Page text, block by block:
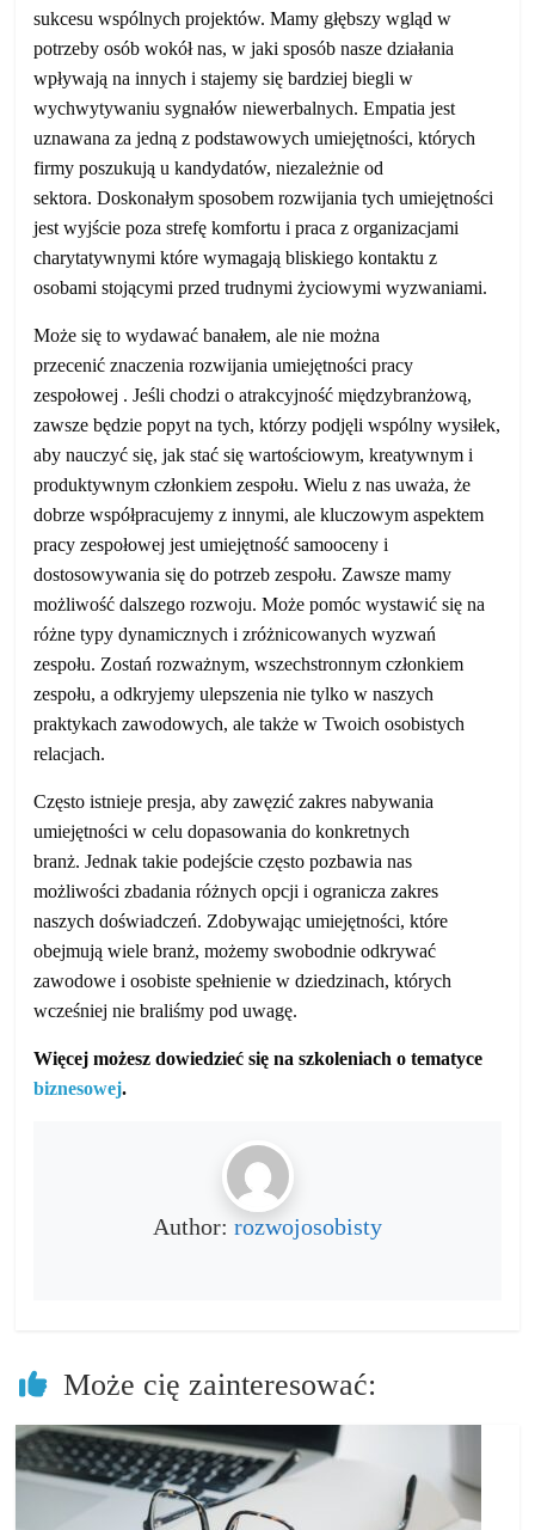
sukcesu wspólnych projektów. Mamy głębszy wgląd w
potrzeby osób wokół nas, w jaki sposób nasze działania
wpływają na innych i stajemy się bardziej biegli w
wychwytywaniu sygnałów niewerbalnych. Empatia jest
uznawana za jedną z podstawowych umiejętności, których
firmy poszukują u kandydatów, niezależnie od
sektora. Doskonałym sposobem rozwijania tych umiejętności
jest wyjście poza strefę komfortu i praca z organizacjami
charytatywnymi które wymagają bliskiego kontaktu z
osobami stojącymi przed trudnymi życiowymi wyzwaniami.
Może się to wydawać banałem, ale nie można
przecenić znaczenia rozwijania umiejętności pracy
zespołowej . Jeśli chodzi o atrakcyjność międzybranżową,
zawsze będzie popyt na tych, którzy podjęli wspólny wysiłek,
aby nauczyć się, jak stać się wartościowym, kreatywnym i
produktywnym członkiem zespołu. Wielu z nas uważa, że ​​
dobrze współpracujemy z innymi, ale kluczowym aspektem
pracy zespołowej jest umiejętność samooceny i
dostosowywania się do potrzeb zespołu. Zawsze mamy
możliwość dalszego rozwoju. Może pomóc wystawić się na
różne typy dynamicznych i zróżnicowanych wyzwań
zespołu. Zostań rozważnym, wszechstronnym członkiem
zespołu, a odkryjemy ulepszenia nie tylko w naszych
praktykach zawodowych, ale także w Twoich osobistych
relacjach.
Często istnieje presja, aby zawęzić zakres nabywania
umiejętności w celu dopasowania do konkretnych
branż. Jednak takie podejście często pozbawia nas
możliwości zbadania różnych opcji i ogranicza zakres
naszych doświadczeń. Zdobywając umiejętności, które
obejmują wiele branż, możemy swobodnie odkrywać
zawodowe i osobiste spełnienie w dziedzinach, których
wcześniej nie braliśmy pod uwagę.
Więcej możesz dowiedzieć się na szkoleniach o tematyce
biznesowej.
Author: rozwojosobisty
Może cię zainteresować: